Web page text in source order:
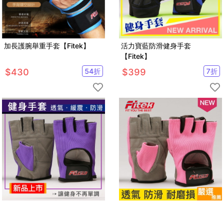
加長護腕舉重手套【Fitek】
$430 54折
活力寶藍防滑健身手套
【Fitek】
$399 7折